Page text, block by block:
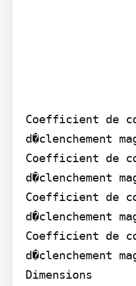
Coefficient de
d�clenchement
Coefficient de
d�clenchement
Coefficient de
d�clenchement
Coefficient de
d�clenchement
Dimensions